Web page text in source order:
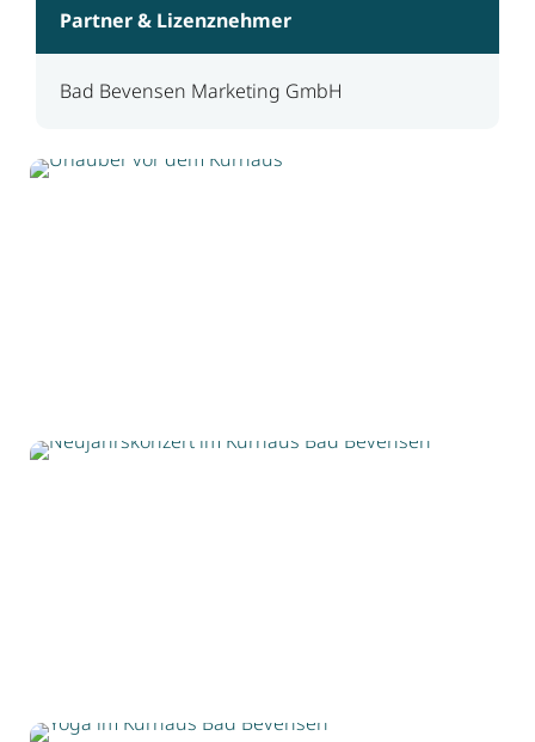
Partner & Lizenznehmer
Bad Bevensen Marketing GmbH